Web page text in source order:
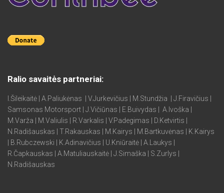
Ralio savaitės partneriai:
I.Šileikaitė | A.Paliukėnas | V.Jurkevičius | M.Stundžia | J.Firavičius |
Samsonas Motorsport | J.Vičiūnas | E.Buivydas | A.Ivoška |
M.Varža | M.Valiulis | R.Varkalis | V.Padegimas | D.Ketvirtis |
N.Radišauskas | T.Rakauskas | M.Kairys | M.Bartkuvėnas | K.Kairys
| B.Rubczewski | K.Adinavičius | U.Kniūraitė | A.Laukys |
R.Čapkauskas | A.Matuliauskaitė | J.Simaška | S.Zurlys |
N.Radišauskas